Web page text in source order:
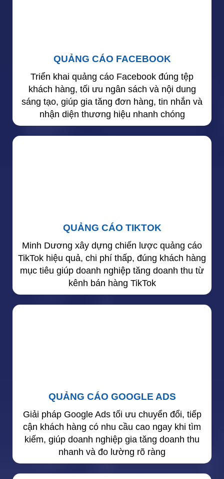
QUẢNG CÁO FACEBOOK
Triển khai quảng cáo Facebook đúng tệp
khách hàng, tối ưu ngân sách và nội dung
sáng tạo, giúp gia tăng đơn hàng, tin nhắn và
nhận diện thương hiệu nhanh chóng
QUẢNG CÁO TIKTOK
Minh Dương xây dựng chiến lược quảng cáo
TikTok hiệu quả, chi phí thấp, đúng khách hàng
mục tiêu giúp doanh nghiệp tăng doanh thu từ
kênh bán hàng TikTok
QUẢNG CÁO GOOGLE ADS
Giải pháp Google Ads tối ưu chuyển đổi, tiếp
cận khách hàng có nhu cầu cao ngay khi tìm
kiếm, giúp doanh nghiệp gia tăng doanh thu
nhanh và đo lường rõ ràng